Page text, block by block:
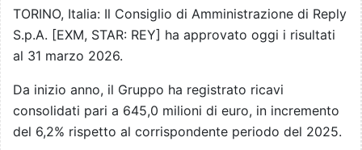
TORINO, Italia: Il Consiglio di Amministrazione di Reply
S.p.A. [EXM, STAR: REY] ha approvato oggi i risultati
al 31 marzo 2026.
Da inizio anno, il Gruppo ha registrato ricavi
consolidati pari a 645,0 milioni di euro, in incremento
del 6,2% rispetto al corrispondente periodo del 2025.